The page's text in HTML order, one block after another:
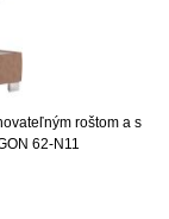
roštom a s
62-N11